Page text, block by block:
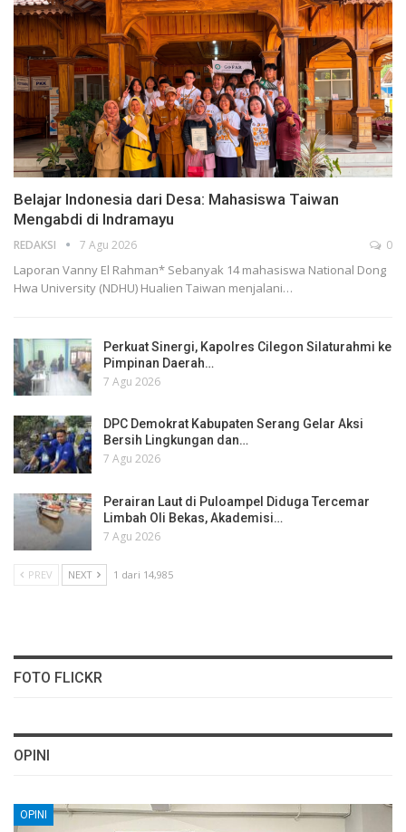
Belajar Indonesia dari Desa: Mahasiswa Taiwan
Mengabdi di Indramayu
REDAKSI 7 Agu 2026 0
Laporan Vanny El Rahman* Sebanyak 14 mahasiswa National Dong
Hwa University (NDHU) Hualien Taiwan menjalani…
Perkuat Sinergi, Kapolres Cilegon Silaturahmi ke
Pimpinan Daerah…
7 Agu 2026
DPC Demokrat Kabupaten Serang Gelar Aksi
Bersih Lingkungan dan…
7 Agu 2026
Perairan Laut di Puloampel Diduga Tercemar
Limbah Oli Bekas, Akademisi…
7 Agu 2026
PREV NEXT 1 dari 14,985
FOTO FLICKR
OPINI
OPINI